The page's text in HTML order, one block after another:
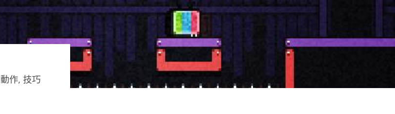
動作, 技巧